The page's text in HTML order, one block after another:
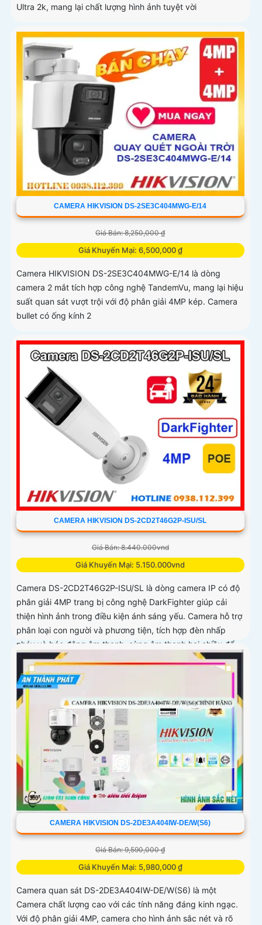
Ultra 2k, mang lại chất lượng hình ảnh tuyệt vời
CAMERA HIKVISION DS-2SE3C404MWG-E/14
Giá Bán: 8,250,000 ₫
Giá Khuyến Mại: 6,500,000 ₫
Camera HIKVISION DS-2SE3C404MWG-E/14 là dòng
camera 2 mắt tích hợp công nghệ TandemVu, mang lại hiệu
suất quan sát vượt trội với độ phân giải 4MP kép. Camera
bullet có ống kính 2
CAMERA HIKVISION DS-2CD2T46G2P-ISU/SL
Giá Bán: 8.440.000vnd
Giá Khuyến Mại: 5.150.000vnd
Camera DS-2CD2T46G2P-ISU/SL là dòng camera IP có độ
phân giải 4MP trang bị công nghệ DarkFighter giúp cải
thiện hình ảnh trong điều kiện ánh sáng yếu. Camera hỗ trợ
phân loại con người và phương tiện, tích hợp đèn nhấp
nháy và báo động âm thanh, cùng âm thanh hai chiều để
giao tiếp từ xa
CAMERA HIKVISION DS-2DE3A404IW-DE/W(S6)
Giá Bán: 9,590,000 ₫
Giá Khuyến Mại: 5,980,000 ₫
Camera quan sát DS-2DE3A404IW-DE/W(S6) là một
Camera chất lượng cao với các tính năng đáng kinh ngạc.
Với độ phân giải 4MP, camera cho hình ảnh sắc nét và rõ